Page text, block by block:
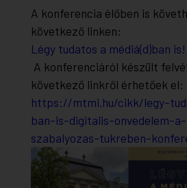
A konferencia élőben is
következő linken:
Légy tudatos a médiá(d)ban
A konferenciáról készült
következő linkről érhetőek el:
https://mtmi.hu/cikk/legy-
ban-is-digitalis-onvedelem-
szabalyozas-tukreben-